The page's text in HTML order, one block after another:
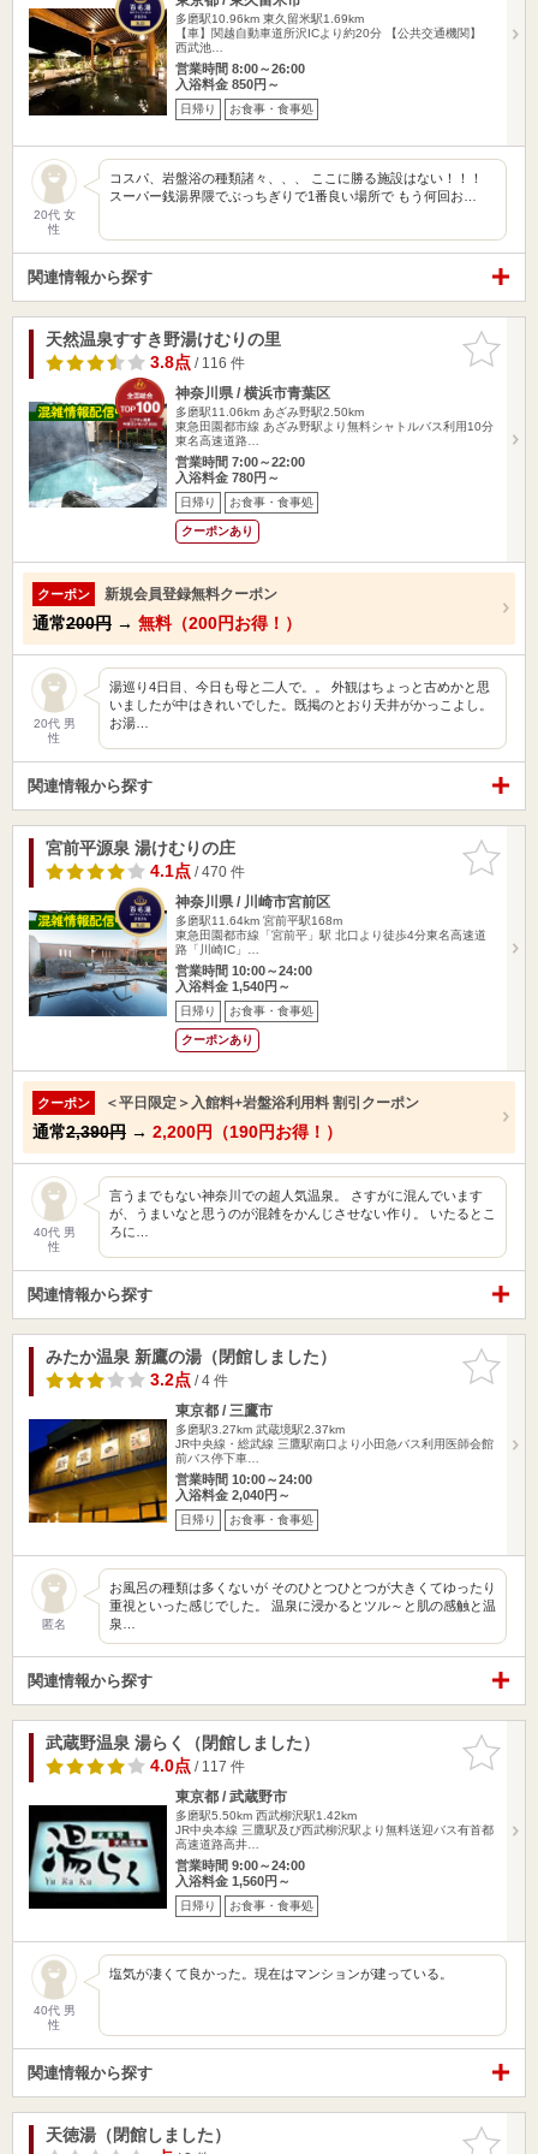
多磨駅10.96km 東久留米駅1.69km
【車】関越自動車道所沢ICより約20分 【公共交通機関】
西武池…
営業時間 8:00～26:00
入浴料金 850円～
日帰り お食事・食事処
20代 女
性
コスパ、岩盤浴の種類諸々、、、 ここに勝る施設はない！！！
スーパー銭湯界隈でぶっちぎりで1番良い場所で もう何回お…
関連情報から探す
お気に入
りに追加
天然温泉すすき野湯けむりの里
3.8点/ 116 件
神奈川県 / 横浜市青葉区
多磨駅11.06km あざみ野駅2.50km
東急田園都市線 あざみ野駅より無料シャトルバス利用10分
東名高速道路…
営業時間 7:00～22:00
入浴料金 780円～
日帰り お食事・食事処
クーポンあり
クーポン 新規会員登録無料クーポン
通常200円 → 無料（200円お得！）
20代 男
性
湯巡り4日目、今日も母と二人で。。 外観はちょっと古めかと思
いましたが中はきれいでした。既掲のとおり天井がかっこよし。
お湯…
関連情報から探す
お気に入
りに追加
宮前平源泉 湯けむりの庄
4.1点/ 470 件
神奈川県 / 川崎市宮前区
多磨駅11.64km 宮前平駅168m
東急田園都市線「宮前平」駅 北口より徒歩4分東名高速道
路「川崎IC」…
営業時間 10:00～24:00
入浴料金 1,540円～
日帰り お食事・食事処
クーポンあり
クーポン ＜平日限定＞入館料+岩盤浴利用料 割引クーポン
通常2,390円 → 2,200円（190円お得！）
40代 男
性
言うまでもない神奈川での超人気温泉。 さすがに混んでいます
が、うまいなと思うのが混雑をかんじさせない作り。 いたるとこ
ろに…
関連情報から探す
お気に入
りに追加
みたか温泉 新鷹の湯（閉館しました）
3.2点/ 4 件
東京都 / 三鷹市
多磨駅3.27km 武蔵境駅2.37km
JR中央線・総武線 三鷹駅南口より小田急バス利用医師会館
前バス停下車…
営業時間 10:00～24:00
入浴料金 2,040円～
日帰り お食事・食事処
匿名
お風呂の種類は多くないが そのひとつひとつが大きくてゆったり
重視といった感じでした。 温泉に浸かるとツル～と肌の感触と温
泉…
関連情報から探す
お気に入
りに追加
武蔵野温泉 湯らく（閉館しました）
4.0点/ 117 件
東京都 / 武蔵野市
多磨駅5.50km 西武柳沢駅1.42km
JR中央本線 三鷹駅及び西武柳沢駅より無料送迎バス有首都
高速道路高井…
営業時間 9:00～24:00
入浴料金 1,560円～
日帰り お食事・食事処
40代 男
性
塩気が凄くて良かった。現在はマンションが建っている。
関連情報から探す
お気に入
天徳湯（閉館しました）